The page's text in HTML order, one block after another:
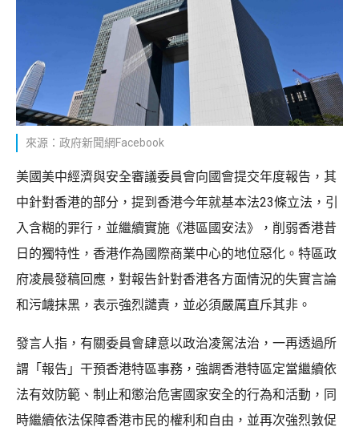
來源：政府新聞網Facebook
美國美中經濟與安全審議委員會向國會提交年度報告，其
中針對香港的部分，提到香港今年就基本法23條立法，引
入含糊的罪行，並繼續實施《港區國安法》，削弱香港昔
日的獨特性，香港作為國際商業中心的地位惡化。特區政
府凌晨發稿回應，對報告針對香港各方面情況的失實言論
和污衊抹黑，表示強烈譴責，並必須嚴厲直斥其非。
發言人指，有關委員會肆意以政治凌駕法治，一再透過所
謂「報告」干預香港特區事務，強調香港特區定當繼續依
法有效防範、制止和懲治危害國家安全的行為和活動，同
時繼續依法保障香港市民的權利和自由，並再次強烈敦促